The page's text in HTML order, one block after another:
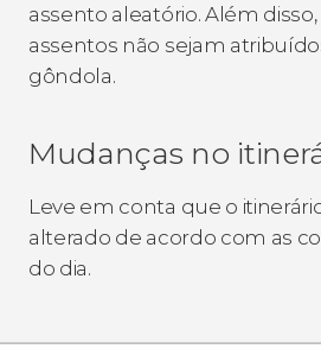
assento aleatório. Além
assentos não sejam
gôndola.
Mudanças no
Leve em conta que o
alterado de acordo com as
do dia.